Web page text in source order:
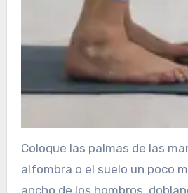
Coloque las palmas de las
alfombra o el suelo un poco
ancho de los hombros,